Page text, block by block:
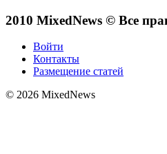
2010 MixedNews © Все
Войти
Контакты
Размещение статей
© 2026 MixedNews